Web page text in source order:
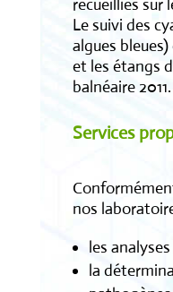
recueillies sur
Le suivi des
algues
et les étangs
balnéaire 2011.
Services
nos
les
la